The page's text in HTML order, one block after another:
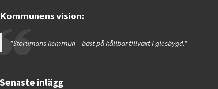
Kommunens vision:
”Storumans kommun – bäst på hållbar tillväxt i glesbygd.”
Senaste inlägg